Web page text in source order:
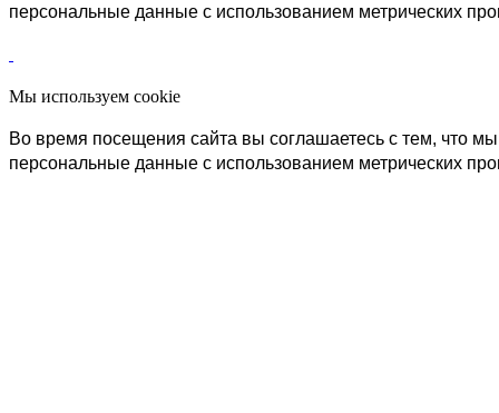
персональные данные с использованием метрических
Мы используем cookie
Во время посещения сайта вы соглашаетесь с тем, что
персональные данные с использованием метрических